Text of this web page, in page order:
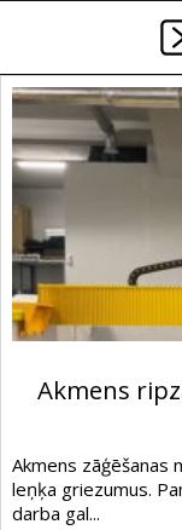
Akmens
Akmens zāģēšanas
leņķa griezumus.
darba gal...